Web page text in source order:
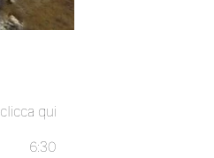
clicca qui
6:30